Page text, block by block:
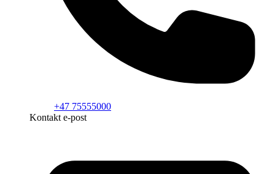
+47 75555000
Kontakt e-post